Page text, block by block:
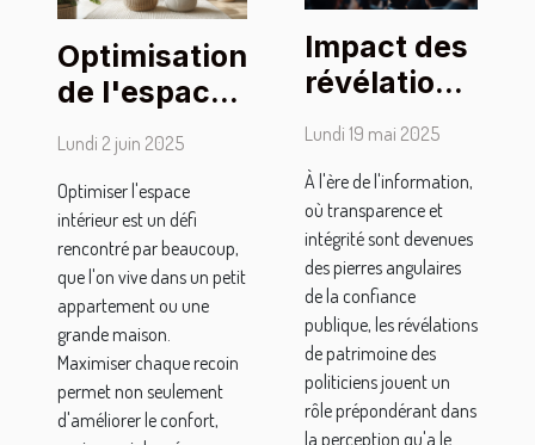
Optimisation
de l'espace
intérieur :
techniques
et conseils
Lundi 2 juin 2025
Optimiser l'espace
intérieur est un défi
rencontré par beaucoup,
que l'on vive dans un petit
appartement ou une
grande maison.
Maximiser chaque recoin
permet non seulement
d'améliorer le confort,
Impact des
révélations
de
sur la
perception
publique
des
politiciens
Lundi 19 mai 2025
À l'ère de l'information,
où transparence et
intégrité sont devenues
des pierres angulaires
de la confiance
publique, les révélations
de patrimoine des
politiciens jouent un
rôle prépondérant dans
la perception qu'a le